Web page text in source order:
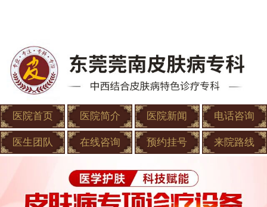
医院首页 医院简介 医院新闻 电话咨询
医生团队 在线咨询 预约挂号 来院路线